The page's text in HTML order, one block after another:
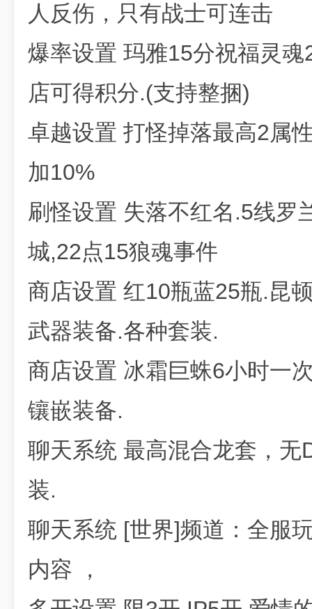
人反伤，只有战士可连击
爆率设置 玛雅15分祝福灵
店可得积分.(支持整捆)
卓越设置 打怪掉落最高2属
加10%
刷怪设置 失落不红名.5线罗
城,22点15狼魂事件
商店设置 红10瓶蓝25瓶.昆
武器装备.各种套装.
商店设置 冰霜巨蛛6小时一
镶嵌装备.
聊天系统 最高混合龙套，无
装.
聊天系统 [世界]频道：全服
内容 ，